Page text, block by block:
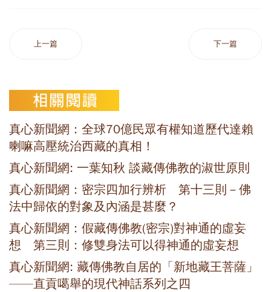
上一篇 下一篇
真心新聞網：全球70億民眾有權知道歷代達賴
喇嘛高壓統治西藏的真相！
真心新聞網: 一葉知秋 談藏傳佛教的淑世原則
真心新聞網：密宗四加行辨析 第十三則－佛
法中歸依的對象及內涵是甚麼？
真心新聞網：假藏傳佛教(密宗)對神通的虛妄
想 第三則：修雙身法可以得神通的虛妄想
真心新聞網: 藏傳佛教自居的「新地藏王菩薩」
——直貢噶舉的現代神話系列之四